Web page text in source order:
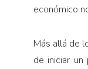
económico
Más allá de
de iniciar un